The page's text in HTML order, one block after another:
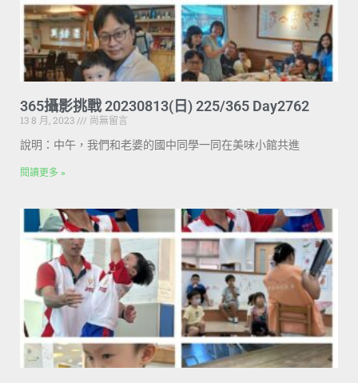
365攝影挑戰 20230813(日) 225/365 Day2762
13 8 月, 2023
尚無留言
說明：中午，我們和老婆的國中同學一同在美味小館共進
閱讀更多 »